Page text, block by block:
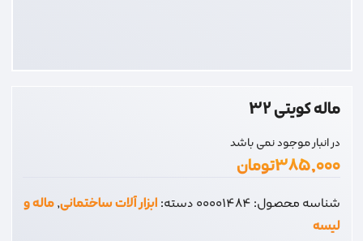
ماله کویتی 32
در انبار موجود نمی باشد
۳۸۵,۰۰۰تومان
شناسه محصول:00001484دسته:ابزار آلات ساختمانی,ماله و
لیسه